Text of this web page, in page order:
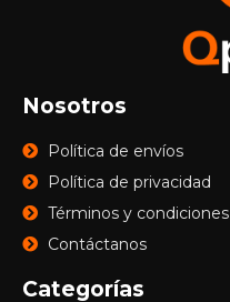
Nosotros
Política de envíos
Política de privacidad
Términos y condiciones
Contáctanos
Categorías